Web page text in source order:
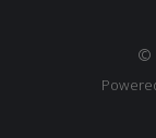
©